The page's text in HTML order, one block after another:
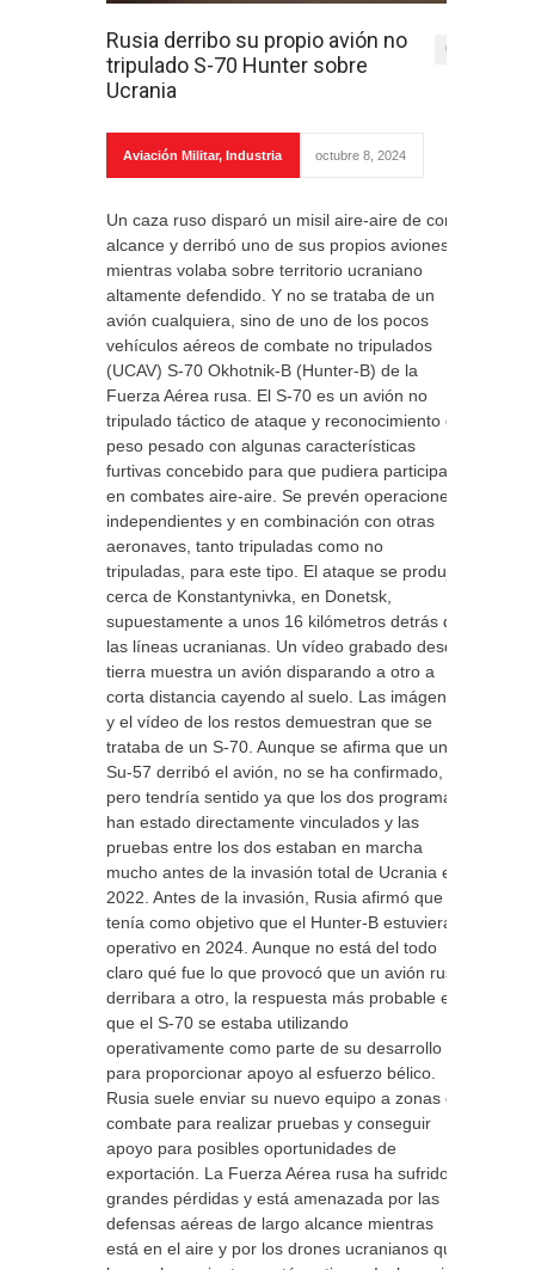
Rusia derribo su propio avión no
tripulado S-70 Hunter sobre
Ucrania
0
Aviación Militar, Industria octubre 8, 2024
Un caza ruso disparó un misil aire-aire de corto
alcance y derribó uno de sus propios aviones
mientras volaba sobre territorio ucraniano
altamente defendido. Y no se trataba de un
avión cualquiera, sino de uno de los pocos
vehículos aéreos de combate no tripulados
(UCAV) S-70 Okhotnik-B (Hunter-B) de la
Fuerza Aérea rusa. El S-70 es un avión no
tripulado táctico de ataque y reconocimiento de
peso pesado con algunas características
furtivas concebido para que pudiera participar
en combates aire-aire. Se prevén operaciones
independientes y en combinación con otras
aeronaves, tanto tripuladas como no
tripuladas, para este tipo. El ataque se produjo
cerca de Konstantynivka, en Donetsk,
supuestamente a unos 16 kilómetros detrás de
las líneas ucranianas. Un vídeo grabado desde
tierra muestra un avión disparando a otro a
corta distancia cayendo al suelo. Las imágenes
y el vídeo de los restos demuestran que se
trataba de un S-70. Aunque se afirma que un
Su-57 derribó el avión, no se ha confirmado,
pero tendría sentido ya que los dos programas
han estado directamente vinculados y las
pruebas entre los dos estaban en marcha
mucho antes de la invasión total de Ucrania en
2022. Antes de la invasión, Rusia afirmó que
tenía como objetivo que el Hunter-B estuviera
operativo en 2024. Aunque no está del todo
claro qué fue lo que provocó que un avión ruso
derribara a otro, la respuesta más probable es
que el S-70 se estaba utilizando
operativamente como parte de su desarrollo y
para proporcionar apoyo al esfuerzo bélico.
Rusia suele enviar su nuevo equipo a zonas de
combate para realizar pruebas y conseguir
apoyo para posibles oportunidades de
exportación. La Fuerza Aérea rusa ha sufrido
grandes pérdidas y está amenazada por las
defensas aéreas de largo alcance mientras
está en el aire y por los drones ucranianos que